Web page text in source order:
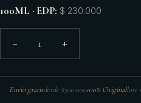
100ML · EDP: $ 230.000
− 1 +
Envío gratisdesde $300.000100% Originallote